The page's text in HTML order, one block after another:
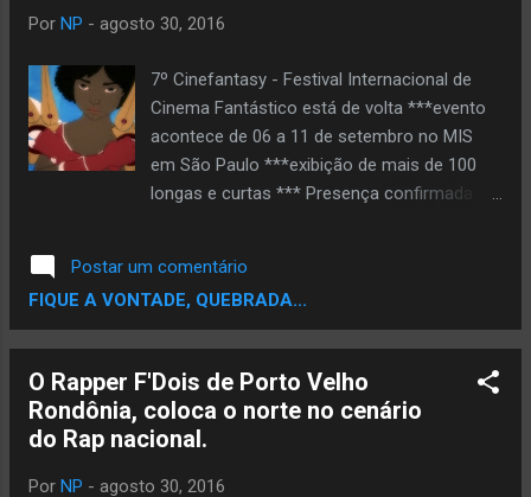
passantes nas ruas brasileiras. Agressões
decote. A ação busca alimentar os humanos
com a excitação da autocrítica quanto ao
machismo. Jaqueline Vasconcellos é
performer, formada em interpretação teatral,
com mestrado em dança e, atualmente é
parte da estação de trabalho colaborativa e...
Por NP - agosto 30, 2016
7º Cinefantasy - Festival Internacional de
Cinema Fantástico está de volta ***evento
acontece de 06 a 11 de setembro no MIS
em São Paulo ***exibição de mais de 100
longas e curtas *** Presença confirmada de
fantástica brasileira *** Encontro com o
diretor Victor Hugo Borges, criador da série
animada Historietas Assombradas (para
com maratona de filmes do personagem e
concurso de Cosplay O Cinefantasy –
Festival Internacional de Cinema Fantástico
– retorna em setembro, depois de cinco
Postar um comentário
FIQUE A VONTADE, QUEBRADA...
O Rapper F'Dois de Porto Velho
Rondônia, coloca o norte no cenário
do Rap nacional.
Por NP - agosto 30, 2016